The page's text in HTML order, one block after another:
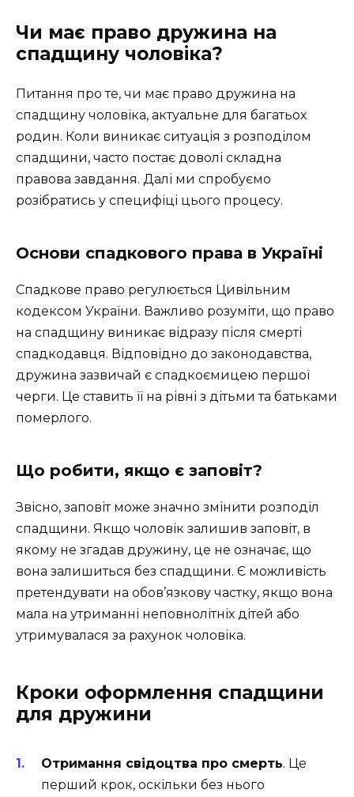
Чи має право дружина на
спадщину чоловіка?
Питання про те, чи має право дружина на
спадщину чоловіка, актуальне для багатьох
родин. Коли виникає ситуація з розподілом
спадщини, часто постає доволі складна
правова завдання. Далі ми спробуємо
розібратись у специфіці цього процесу.
Основи спадкового права в Україні
Спадкове право регулюється Цивільним
кодексом України. Важливо розуміти, що право
на спадщину виникає відразу після смерті
спадкодавця. Відповідно до законодавства,
дружина зазвичай є спадкоємицею першої
черги. Це ставить її на рівні з дітьми та батьками
померлого.
Що робити, якщо є заповіт?
Звісно, заповіт може значно змінити розподіл
спадщини. Якщо чоловік залишив заповіт, в
якому не згадав дружину, це не означає, що
вона залишиться без спадщини. Є можливість
претендувати на обов’язкову частку, якщо вона
мала на утриманні неповнолітніх дітей або
утримувалася за рахунок чоловіка.
Кроки оформлення спадщини
для дружини
Отримання свідоцтва про смерть. Це
перший крок, оскільки без нього